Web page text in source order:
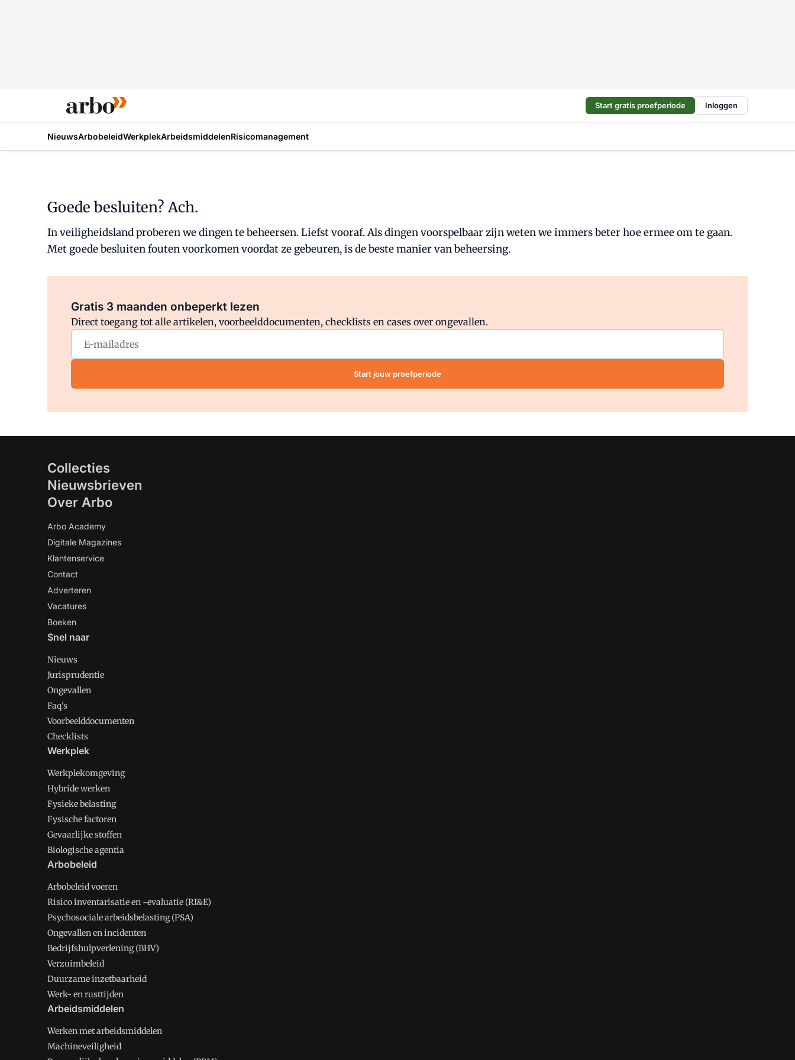
Start gratis proefperiode Inloggen
NieuwsArbobeleidWerkplekArbeidsmiddelenRisicomanagement
Goede besluiten? Ach.
In veiligheidsland proberen we dingen te beheersen. Liefst vooraf. Als dingen voorspelbaar zijn weten we immers beter hoe ermee om te gaan.
Met goede besluiten fouten voorkomen voordat ze gebeuren, is de beste manier van beheersing.
Gratis 3 maanden onbeperkt lezen
Direct toegang tot alle artikelen, voorbeelddocumenten, checklists en cases over ongevallen.
Start jouw proefperiode
Collecties
Nieuwsbrieven
Over Arbo
Arbo Academy
Digitale Magazines
Klantenservice
Contact
Adverteren
Vacatures
Boeken
Snel naar
Nieuws
Jurisprudentie
Ongevallen
Faq's
Voorbeelddocumenten
Checklists
Werkplek
Werkplekomgeving
Hybride werken
Fysieke belasting
Fysische factoren
Gevaarlijke stoffen
Biologische agentia
Arbobeleid
Arbobeleid voeren
Risico inventarisatie en -evaluatie (RI&E)
Psychosociale arbeidsbelasting (PSA)
Ongevallen en incidenten
Bedrijfshulpverlening (BHV)
Verzuimbeleid
Duurzame inzetbaarheid
Werk- en rusttijden
Arbeidsmiddelen
Werken met arbeidsmiddelen
Machineveiligheid